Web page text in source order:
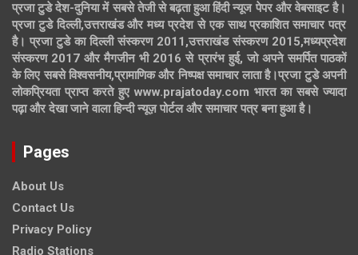
प्रजा टुडे देश-दुनिया में सबसे तेजी से बढ़ता हुआ हिंदी न्यूज पेपर और वेबसाइट है।
प्रजा टुडे दिल्ली,उत्तराखंड और मध्य प्रदेश से एक साथ प्रकाशित समाचार पत्र
है। प्रजा टुडे का दिल्ली संस्करण 2011,उत्तराखंड संस्करण 2015,मध्यप्रदेश
संस्करण 2017 और मैगजीन भी 2016 से प्रारंभ हुई, जो अपने समर्पित पाठकों
के लिए सबसे विश्वसनीय,प्रामाणिक और निष्पक्ष समाचार लाता है।प्रजा टुडे अपनी
लोकप्रियता प्राप्त करते हुए www.prajatoday.com भारत का सबसे ज्यादा
पढ़ा और देखा जाने वाला हिन्दी न्यूज़ पोर्टल और समाचार पत्र बना हुआ है।
Pages
About Us
Contact Us
Privacy Policy
Radio Stations